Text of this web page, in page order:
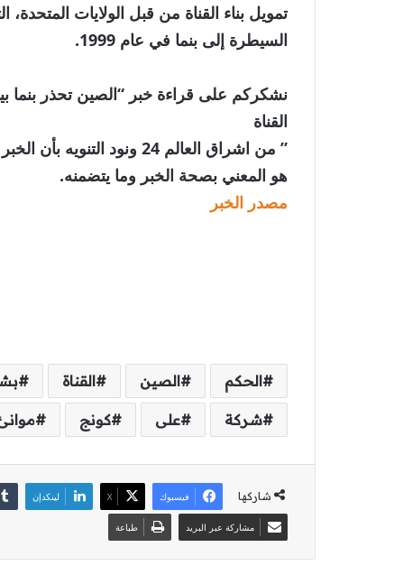
تمويل بناء القناة من قبل الولايات
السيطرة إلى بنما في عام 1999.
نشكركم على قراءة خبر “الصين تحذر
القناة
” من اشراق العالم 24
هو المعني بصحة الخبر وما يتضمنه.
مصدر الخبر
الحكم الصين القناة
شركة على كونج
شاركها فيسبوك ‫X لينكدإن
مشاركة عبر البريد طباعة